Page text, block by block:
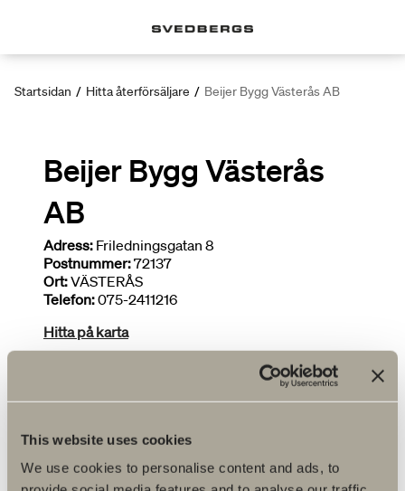
This website uses cookies
We use cookies to personalise content and ads, to
Startsidan / Hitta återförsäljare / Beijer Bygg Västerås AB
Beijer Bygg Västerås
AB
Adress: Friledningsgatan 8
Postnummer:72137
Ort:VÄSTERÅS
Telefon:075-2411216
Hitta på karta
FLER ÅTERFÖRSÄLJARE